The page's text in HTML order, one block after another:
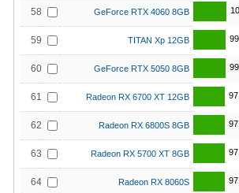
58 GeForce RTX 4060 8GB
59 TITAN Xp 12GB
60 GeForce RTX 5050 8GB
61 Radeon RX 6700 XT 12GB
62 Radeon RX 6800S 8GB
63 Radeon RX 5700 XT 8GB
64 Radeon RX 8060S